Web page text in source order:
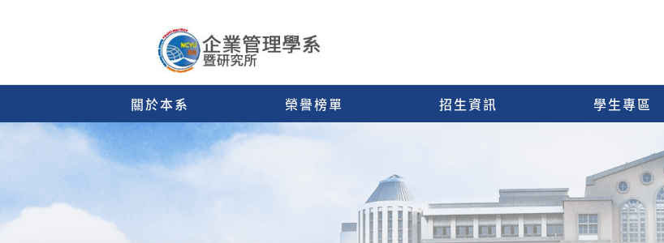
關於本系 榮譽榜單 招生資訊 學生專區